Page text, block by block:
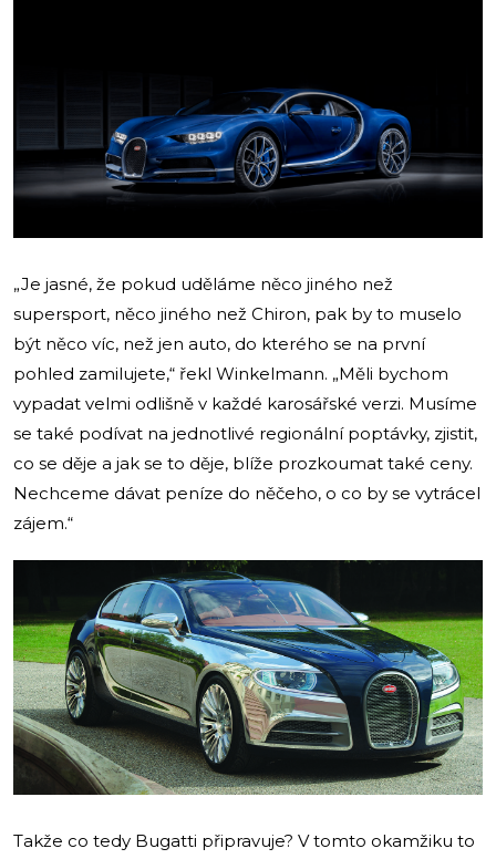
„Je jasné, že pokud uděláme něco jiného než
supersport, něco jiného než Chiron, pak by to muselo
být něco víc, než jen auto, do kterého se na první
pohled zamilujete,“ řekl Winkelmann. „Měli bychom
vypadat velmi odlišně v každé karosářské verzi. Musíme
se také podívat na jednotlivé regionální poptávky, zjistit,
co se děje a jak se to děje, blíže prozkoumat také ceny.
Nechceme dávat peníze do něčeho, o co by se vytrácel
zájem.“
Takže co tedy Bugatti připravuje? V tomto okamžiku to